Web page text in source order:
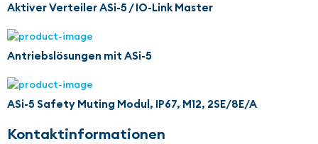
Aktiver Verteiler ASi-5 / IO-Link Master
Antriebslösungen mit ASi-5
ASi-5 Safety Muting Modul, IP67, M12, 2SE/8E/A
Kontaktinformationen